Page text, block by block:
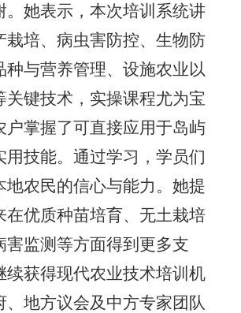
她表示，本次培训系统讲
栽培、病虫害防控、生物防
种与营养管理、 设施农业以
关键技术，实操课程尤为宝
户掌握了可直接应用于岛屿
用技能。通过学习，学员们
农民的信心与能力。 她提
在优质种苗培育、无土栽培
害监测等方面得到更多支
续获得现代农业技术培训机
、地方议会及中方专家团队